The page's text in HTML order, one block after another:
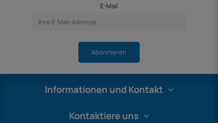
E-Mail
Abonnieren
Informationen und Kontakt
Kontaktiere uns